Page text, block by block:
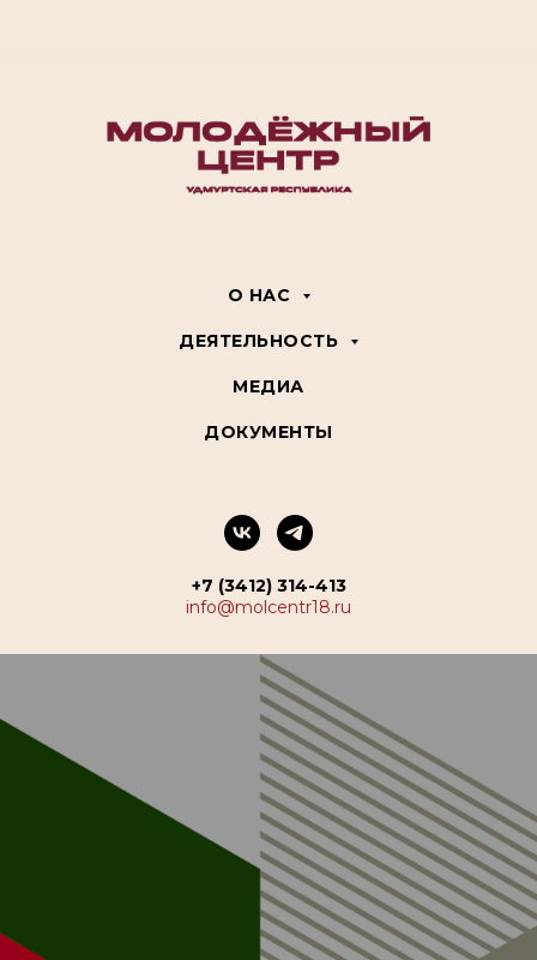
О НАС
ДЕЯТЕЛЬНОСТЬ
МЕДИА
ДОКУМЕНТЫ
+7 (3412) 314-413
info@molcentr18.ru